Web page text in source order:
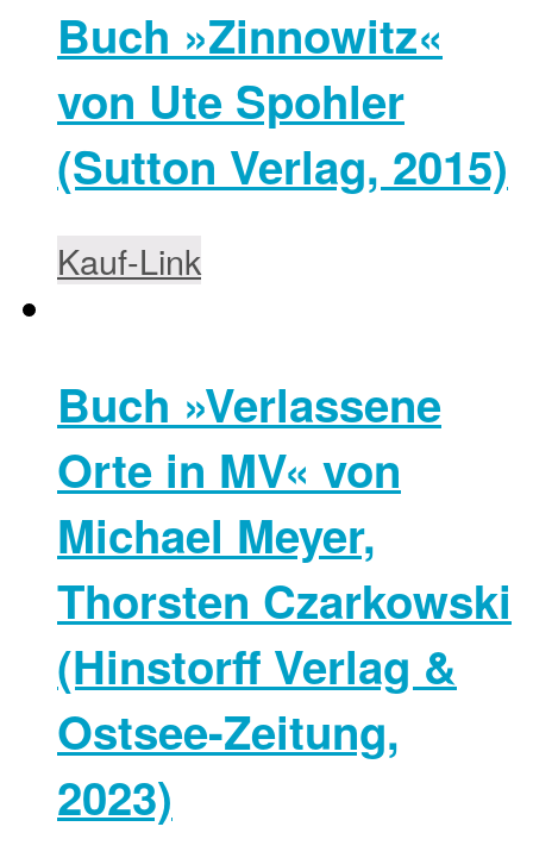
Buch »Zinnowitz«
von Ute Spohler
(Sutton Verlag, 2015)
Kauf-Link
Buch »Verlassene
Orte in MV« von
Michael Meyer,
Thorsten Czarkowski
(Hinstorff Verlag &
Ostsee-Zeitung,
2023)